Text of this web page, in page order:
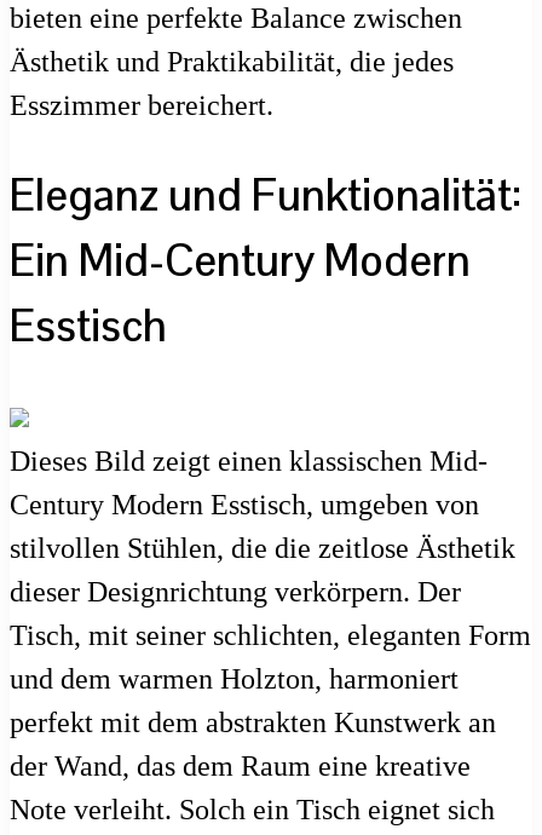
bieten eine perfekte Balance zwischen
Ästhetik und Praktikabilität, die jedes
Esszimmer bereichert.
Eleganz und Funktionalität:
Ein Mid-Century Modern
Esstisch
Dieses Bild zeigt einen klassischen Mid-
Century Modern Esstisch, umgeben von
stilvollen Stühlen, die die zeitlose Ästhetik
dieser Designrichtung verkörpern. Der
Tisch, mit seiner schlichten, eleganten Form
und dem warmen Holzton, harmoniert
perfekt mit dem abstrakten Kunstwerk an
der Wand, das dem Raum eine kreative
Note verleiht. Solch ein Tisch eignet sich